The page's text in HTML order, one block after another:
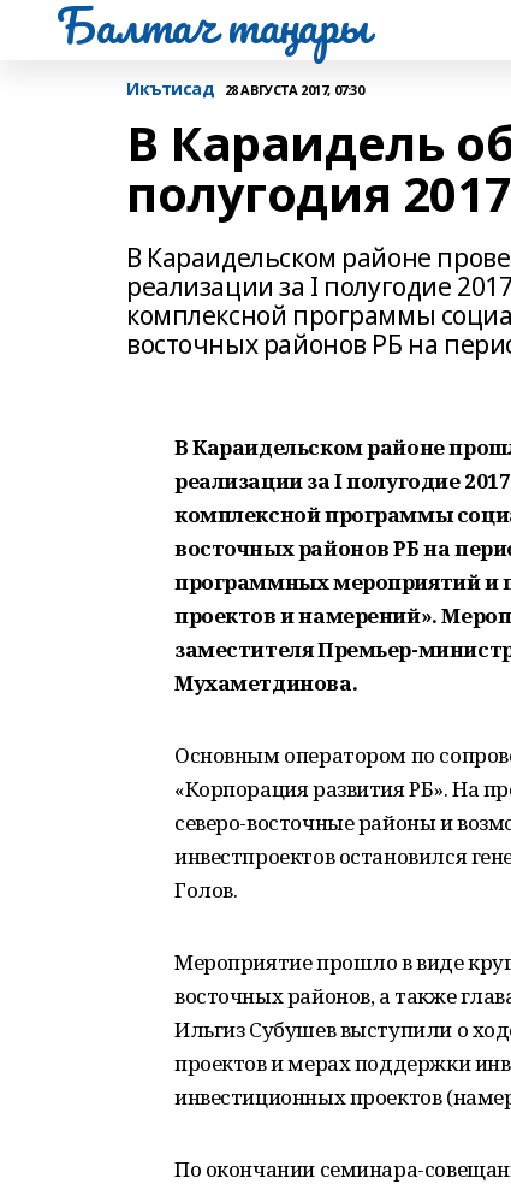
Балтач таңнары
Икътисад 28 АВГУСТА 2017, 07:30
В Караидель
полугодия
В Караидельском районе
реализации за I полугодие
комплексной программы
восточных районов РБ на
В Караидельском районе
реализации за I полугодие
комплексной программы
восточных районов РБ на
программных мероприятий и
проектов и намерений».
заместителя Премьер-
Мухаметдинова.
Основным оператором по
«Корпорация развития РБ». На
северо-восточные районы и
инвестпроектов остановился
Голов.
Мероприятие прошло в виде
восточных районов, а также
Ильгиз Субушев выступили о
проектов и мерах поддержки
инвестиционных проектов
По окончании семинара-